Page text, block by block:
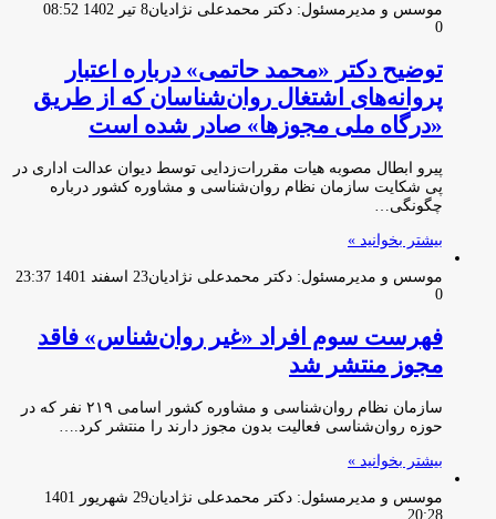
موسس و مدیرمسئول: دکتر محمدعلی نژادیان8 تیر 1402 08:52
0
توضیح دکتر «محمد حاتمی» درباره اعتبار
پروانه‌های اشتغال روان‌شناسان که از طریق
«درگاه ملی مجوزها» صادر شده‌ است
پیرو ابطال مصوبه هیات مقررات‌زدایی توسط دیوان عدالت اداری در
پی شکایت سازمان نظام روان‌شناسی و مشاوره کشور درباره
چگونگی…
بیشتر بخوانید »
موسس و مدیرمسئول: دکتر محمدعلی نژادیان23 اسفند 1401 23:37
0
فهرست سوم افراد «غیر روان‌شناس» فاقد
مجوز منتشر شد
سازمان نظام روان‌شناسی و مشاوره کشور اسامی ۲۱۹ نفر که در
حوزه روان‌شناسی فعالیت بدون مجوز دارند را منتشر کرد.…
بیشتر بخوانید »
موسس و مدیرمسئول: دکتر محمدعلی نژادیان
29 شهریور 1401
20:28